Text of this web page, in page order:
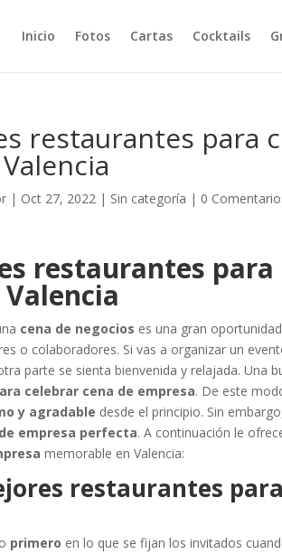
Inicio Fotos Cartas Cocktails
restaurantes para
| Oct 27, 2022 | Sin categoría | 0
restaurantes
cena de negocios es una gran
o colaboradores. Si vas a organizar un
parte se sienta bienvenida y relajada. Una
celebrar cena de empresa. De este
y agradable desde el principio. Sin
empresa perfecta. A continuación le
memorable en Valencia:
restaurantes
primero en lo que se fijan los invitados